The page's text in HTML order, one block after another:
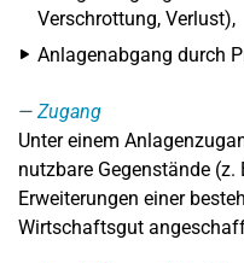
Verschrottung, Verlust),
Anlagenabgang durch
Zugang
Unter einem
nutzbare Gegenstände (z.
Erweiterungen einer
Wirtschaftsgut